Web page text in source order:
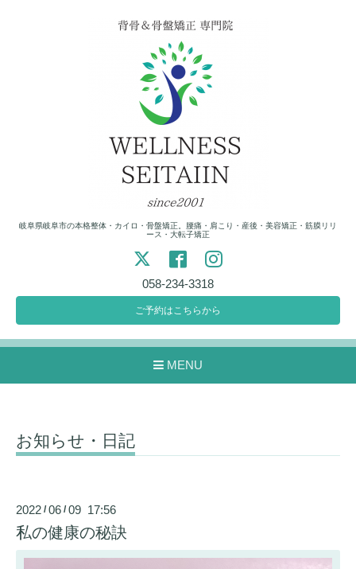
岐阜県岐阜市の本格整体・カイロ・骨盤矯正。腰痛・肩こり・産後・美容矯正・筋膜リリ
ース・大転子矯正
058-234-3318
ご予約はこちらから
MENU
お知らせ・日記
2022 /06 /09 17:56
私の健康の秘訣